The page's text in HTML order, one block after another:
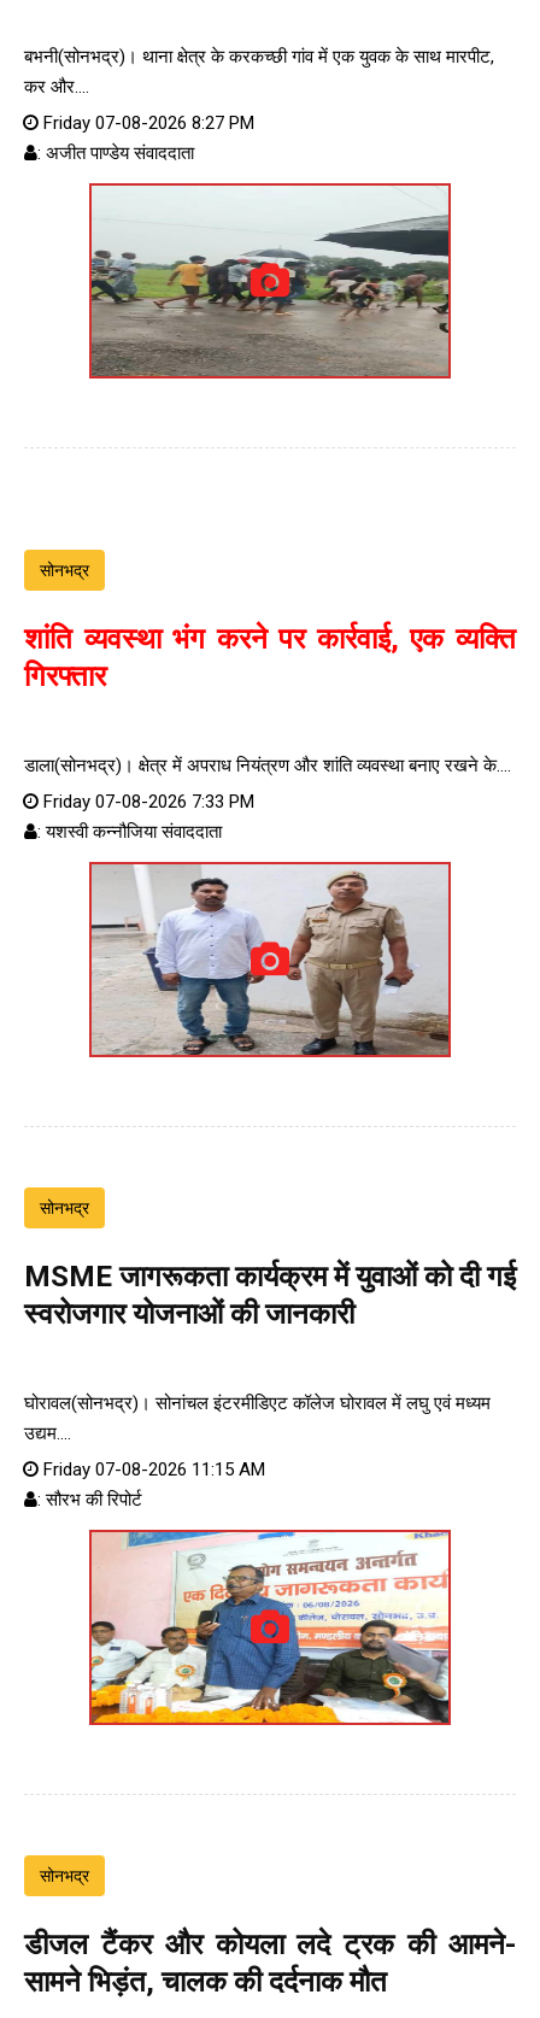
बभनी(सोनभद्र)। थाना क्षेत्र के करकच्छी गांव में एक युवक के साथ मारपीट,
कर और....
Friday 07-08-2026 8:27 PM
: अजीत पाण्डेय संवाददाता
सोनभद्र
शांति व्यवस्था भंग करने पर कार्रवाई, एक व्यक्ति
गिरफ्तार
डाला(सोनभद्र)। क्षेत्र में अपराध नियंत्रण और शांति व्यवस्था बनाए रखने के....
Friday 07-08-2026 7:33 PM
: यशस्वी कन्नौजिया संवाददाता
सोनभद्र
MSME जागरूकता कार्यक्रम में युवाओं को दी गई
स्वरोजगार योजनाओं की जानकारी
घोरावल(सोनभद्र)। सोनांचल इंटरमीडिएट कॉलेज घोरावल में लघु एवं मध्यम
उद्यम....
Friday 07-08-2026 11:15 AM
: सौरभ की रिपोर्ट
सोनभद्र
डीजल टैंकर और कोयला लदे ट्रक की आमने-
सामने भिड़ंत, चालक की दर्दनाक मौत